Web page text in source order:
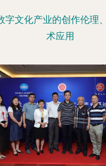
字文化产业的创作伦理
术应用